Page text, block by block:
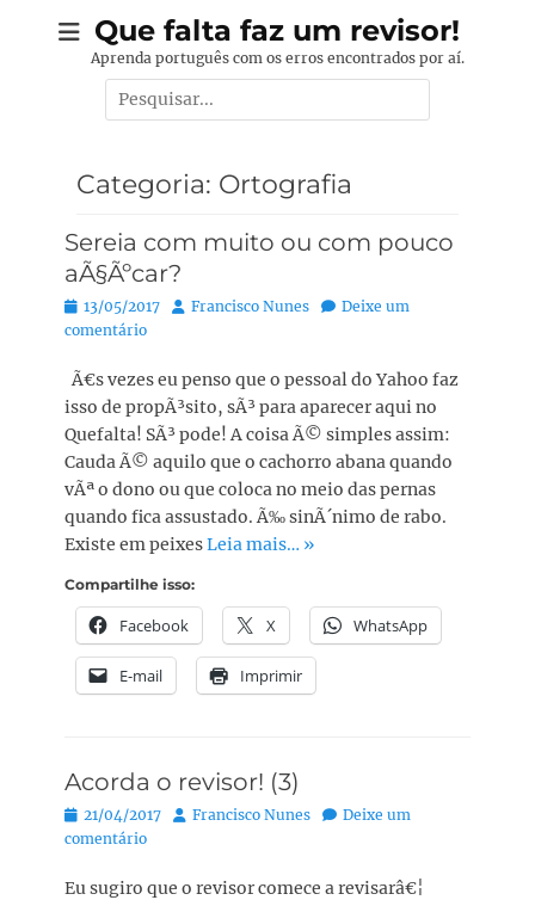
Que falta faz um revisor!
Aprenda português com os erros encontrados por aí.
Pesquisar
por:
Categoria: Ortografia
Sereia com muito ou com pouco
aÃ§Ãºcar?
Posted
on
13/05/2017 Autor:
Francisco Nunes
Deixe um
comentário
Ã€s vezes eu penso que o pessoal do Yahoo faz
isso de propÃ³sito, sÃ³ para aparecer aqui no
Quefalta! SÃ³ pode! A coisa Ã© simples assim:
Cauda Ã© aquilo que o cachorro abana quando
vÃª o dono ou que coloca no meio das pernas
quando fica assustado. Ã‰ sinÃ´nimo de rabo.
Existe em peixesLeia mais… »
Compartilhe isso:
Facebook X WhatsApp
E-mail Imprimir
Acorda o revisor! (3)
Posted
on
21/04/2017 Autor:
Francisco Nunes
Deixe um
comentário
Eu sugiro que o revisor comece a revisarâ€¦